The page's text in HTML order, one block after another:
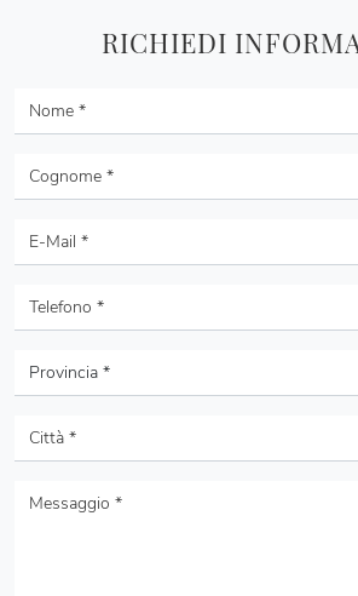
RICHIEDI